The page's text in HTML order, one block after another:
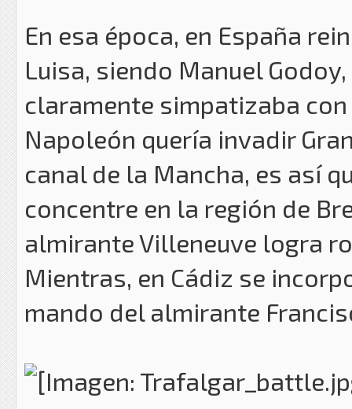
En esa época, en España
Luisa, siendo Manuel
claramente simpatizaba
Napoleón quería invadir
canal de la Mancha, es así
concentre en la región de
almirante Villeneuve logra
Mientras, en Cádiz se
mando del almirante